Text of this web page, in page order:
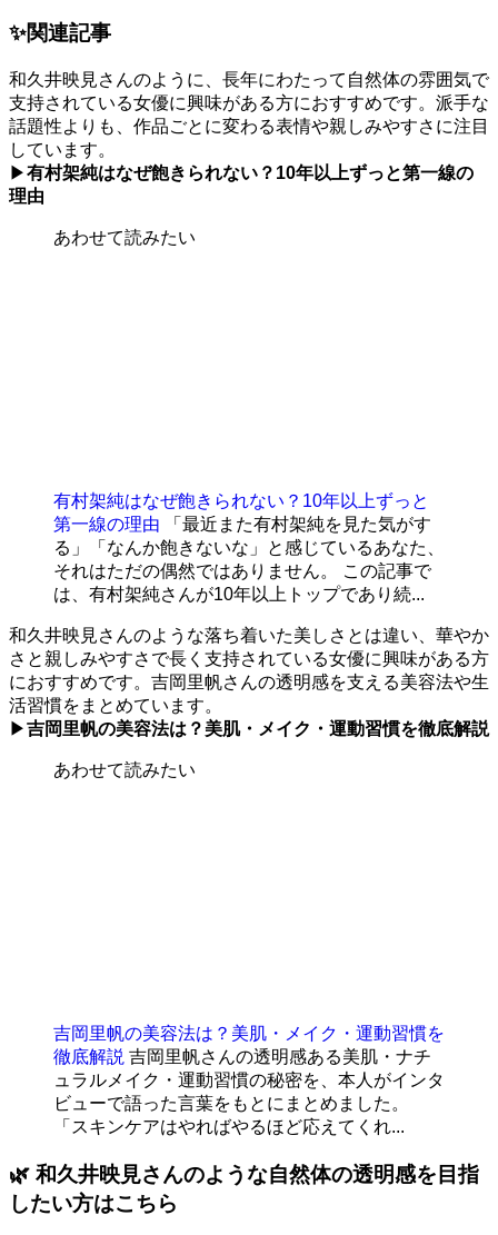
✨関連記事
和久井映見さんのように、長年にわたって自然体の雰囲気で
支持されている女優に興味がある方におすすめです。派手な
話題性よりも、作品ごとに変わる表情や親しみやすさに注目
しています。
▶有村架純はなぜ飽きられない？10年以上ずっと第一線の
理由
あわせて読みたい
有村架純はなぜ飽きられない？10年以上ずっと
第一線の理由
「最近また有村架純を見た気がす
る」「なんか飽きないな」と感じているあなた、
それはただの偶然ではありません。 この記事で
は、有村架純さんが10年以上トップであり続...
和久井映見さんのような落ち着いた美しさとは違い、華やか
さと親しみやすさで長く支持されている女優に興味がある方
におすすめです。吉岡里帆さんの透明感を支える美容法や生
活習慣をまとめています。
▶吉岡里帆の美容法は？美肌・メイク・運動習慣を徹底解説
あわせて読みたい
吉岡里帆の美容法は？美肌・メイク・運動習慣を
徹底解説 吉岡里帆さんの透明感ある美肌・ナチ
ュラルメイク・運動習慣の秘密を、本人がインタ
ビューで語った言葉をもとにまとめました。
「スキンケアはやればやるほど応えてくれ...
🌿 和久井映見さんのような自然体の透明感を目指
したい方はこちら